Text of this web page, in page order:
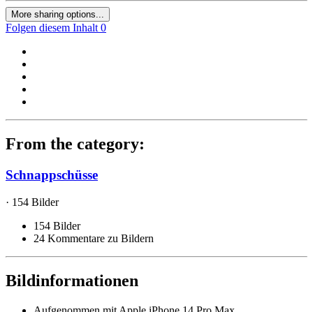
More sharing options...
Folgen diesem Inhalt 0
From the category:
Schnappschüsse
· 154 Bilder
154 Bilder
24 Kommentare zu Bildern
Bildinformationen